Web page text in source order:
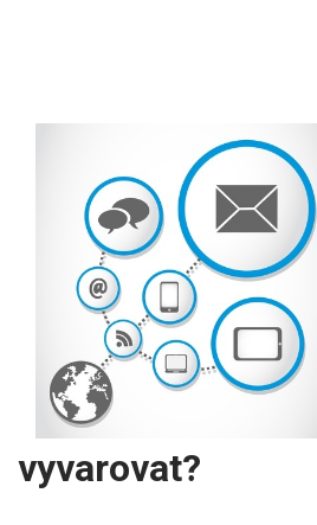
vyvarovat?